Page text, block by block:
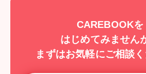
CAREBOOKを
はじめてみません
まずはお気軽にご相談く